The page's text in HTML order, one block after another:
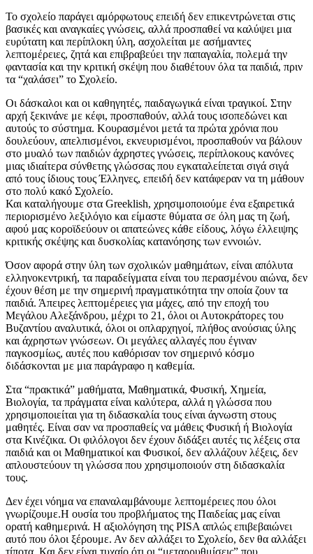
Το σχολείο παράγει αμόρφωτους επειδή δεν επικεντρώνεται στις
βασικές και αναγκαίες γνώσεις, αλλά προσπαθεί να καλύψει μια
ευρύτατη και περίπλοκη ύλη, ασχολείται με ασήμαντες
λεπτομέρειες, ζητά και επιβραβεύει την παπαγαλία, πολεμά την
φαντασία και την κριτική σκέψη που διαθέτουν όλα τα παιδιά, πριν
τα “χαλάσει” το Σχολείο.
Οι δάσκαλοι και οι καθηγητές, παιδαγωγικά είναι τραγικοί. Στην
αρχή ξεκινάνε με κέφι, προσπαθούν, αλλά τους ισοπεδώνει και
αυτούς το σύστημα. Κουρασμένοι μετά τα πρώτα χρόνια που
δουλεύουν, απελπισμένοι, εκνευρισμένοι, προσπαθούν να βάλουν
στο μυαλό των παιδιών άχρηστες γνώσεις, περίπλοκους κανόνες
μιας ιδιαίτερα σύνθετης γλώσσας που εγκαταλείπεται σιγά σιγά
από τους ίδιους τους Έλληνες, επειδή δεν κατάφεραν να τη μάθουν
στο πολύ κακό Σχολείο.
Και καταλήγουμε στα Greeklish, χρησιμοποιούμε ένα εξαιρετικά
περιορισμένο λεξιλόγιο και είμαστε θύματα σε όλη μας τη ζωή,
αφού μας κοροϊδεύουν οι απατεώνες κάθε είδους, λόγω έλλειψης
κριτικής σκέψης και δυσκολίας κατανόησης των εννοιών.
Όσον αφορά στην ύλη των σχολικών μαθημάτων, είναι απόλυτα
ελληνοκεντρική, τα παραδείγματα είναι του περασμένου αιώνα, δεν
έχουν θέση με την σημερινή πραγματικότητα την οποία ζουν τα
παιδιά. Άπειρες λεπτομέρειες για μάχες, από την εποχή του
Μεγάλου Αλεξάνδρου, μέχρι το 21, όλοι οι Αυτοκράτορες του
Βυζαντίου αναλυτικά, όλοι οι οπλαρχηγοί, πλήθος ανούσιας ύλης
και άχρηστων γνώσεων. Οι μεγάλες αλλαγές που έγιναν
παγκοσμίως, αυτές που καθόρισαν τον σημερινό κόσμο
διδάσκονται με μια παράγραφο η καθεμία.
Στα “πρακτικά” μαθήματα, Μαθηματικά, Φυσική, Χημεία,
Βιολογία, τα πράγματα είναι καλύτερα, αλλά η γλώσσα που
χρησιμοποιείται για τη διδασκαλία τους είναι άγνωστη στους
μαθητές. Είναι σαν να προσπαθείς να μάθεις Φυσική ή Βιολογία
στα Κινέζικα. Οι φιλόλογοι δεν έχουν διδάξει αυτές τις λέξεις στα
παιδιά και οι Μαθηματικοί και Φυσικοί, δεν αλλάζουν λέξεις, δεν
απλουστεύουν τη γλώσσα που χρησιμοποιούν στη διδασκαλία
τους.
Δεν έχει νόημα να επαναλαμβάνουμε λεπτομέρειες που όλοι
γνωρίζουμε.Η ουσία του προβλήματος της Παιδείας μας είναι
ορατή καθημερινά. H αξιολόγηση της PISA απλώς επιβεβαιώνει
αυτό που όλοι ξέρουμε. Αν δεν αλλάξει το Σχολείο, δεν θα αλλάξει